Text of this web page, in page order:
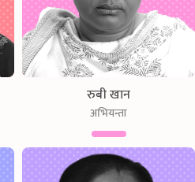
रुबी खान
अभियन्ता